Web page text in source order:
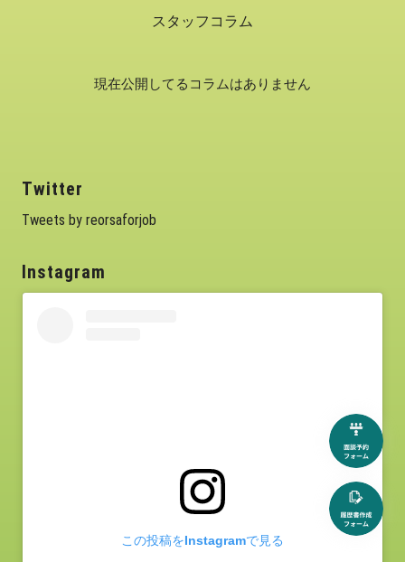
スタッフコラム
現在公開してるコラムはありません
Twitter
Tweets by reorsaforjob
Instagram
この投稿をInstagramで見る